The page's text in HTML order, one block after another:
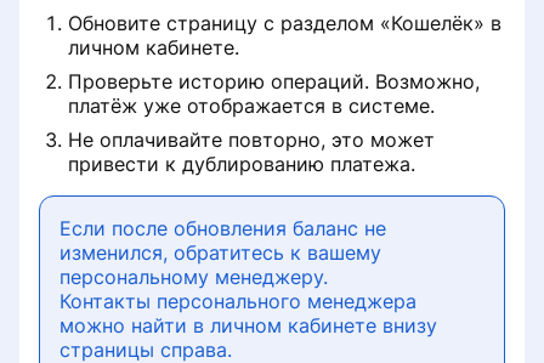
Обновите страницу с разделом «Кошелёк» в
личном кабинете.
Проверьте историю операций. Возможно,
платёж уже отображается в системе.
Не оплачивайте повторно, это может
привести к дублированию платежа.
Если после обновления баланс не
изменился, обратитесь к вашему
персональному менеджеру.
Контакты персонального менеджера
можно найти в личном кабинете внизу
страницы справа.